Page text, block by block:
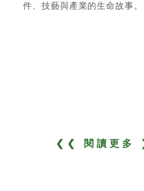
件、技藝與產業的生命故事。
❮❮ 閱讀更多